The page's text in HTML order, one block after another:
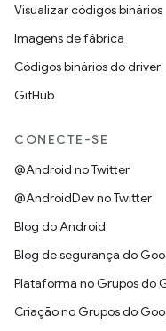
Visualizar códigos binários
Imagens de fábrica
Códigos binários do driver
GitHub
CONECTE-SE
@Android no Twitter
@AndroidDev no Twitter
Blog do Android
Blog de segurança do
Plataforma no Grupos do
Criação no Grupos do